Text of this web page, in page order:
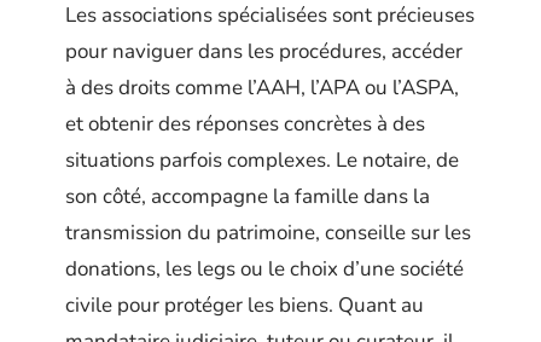
Les associations spécialisées sont précieuses
pour naviguer dans les procédures, accéder
à des droits comme l’AAH, l’APA ou l’ASPA,
et obtenir des réponses concrètes à des
situations parfois complexes. Le notaire, de
son côté, accompagne la famille dans la
transmission du patrimoine, conseille sur les
donations, les legs ou le choix d’une société
civile pour protéger les biens. Quant au